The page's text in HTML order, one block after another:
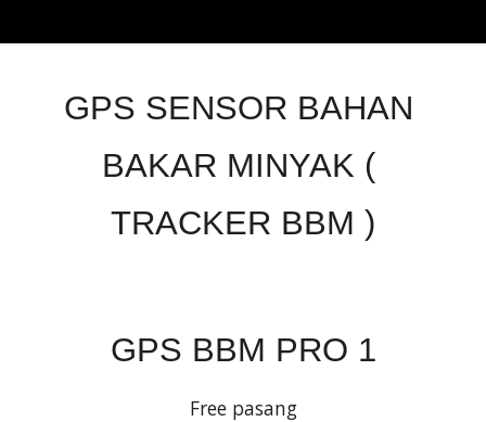
GPS SENSOR BAHAN
BAKAR MINYAK (
TRACKER BBM )
GPS BBM PRO 1
Free pasang